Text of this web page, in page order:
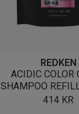
REDKEN
ACIDIC COLOR
SHAMPOO
414 KR